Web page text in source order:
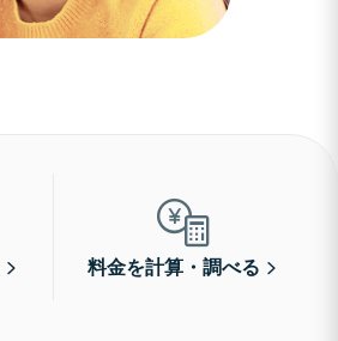
料金を計算・調べる